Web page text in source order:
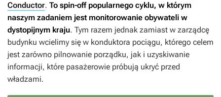
Conductor. To spin-off popularnego cyklu, w którym
naszym zadaniem jest monitorowanie obywateli w
dystopijnym kraju. Tym razem jednak zamiast w zarządcę
budynku wcielimy się w konduktora pociągu, którego celem
jest zarówno pilnowanie porządku, jak i uzyskiwanie
informacji, które pasażerowie próbują ukryć przed
władzami.